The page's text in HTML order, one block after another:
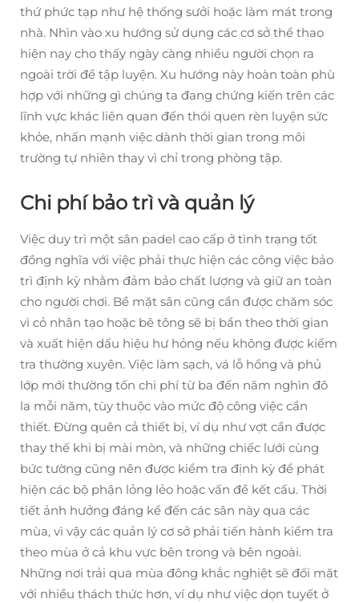
thứ phức tạp như hệ thống sưởi hoặc làm mát trong
nhà. Nhìn vào xu hướng sử dụng các cơ sở thể thao
hiện nay cho thấy ngày càng nhiều người chọn ra
ngoài trời để tập luyện. Xu hướng này hoàn toàn phù
hợp với những gì chúng ta đang chứng kiến trên các
lĩnh vực khác liên quan đến thói quen rèn luyện sức
khỏe, nhấn mạnh việc dành thời gian trong môi
trường tự nhiên thay vì chỉ trong phòng tập.
Chi phí bảo trì và quản lý
Việc duy trì một sân padel cao cấp ở tình trạng tốt
đồng nghĩa với việc phải thực hiện các công việc bảo
trì định kỳ nhằm đảm bảo chất lượng và giữ an toàn
cho người chơi. Bề mặt sân cũng cần được chăm sóc
vì cỏ nhân tạo hoặc bê tông sẽ bị bẩn theo thời gian
và xuất hiện dấu hiệu hư hỏng nếu không được kiểm
tra thường xuyên. Việc làm sạch, vá lỗ hổng và phủ
lớp mới thường tốn chi phí từ ba đến năm nghìn đô
la mỗi năm, tùy thuộc vào mức độ công việc cần
thiết. Đừng quên cả thiết bị, ví dụ như vợt cần được
thay thế khi bị mài mòn, và những chiếc lưới cùng
bức tường cũng nên được kiểm tra định kỳ để phát
hiện các bộ phận lỏng lẻo hoặc vấn đề kết cấu. Thời
tiết ảnh hưởng đáng kể đến các sân này qua các
mùa, vì vậy các quản lý cơ sở phải tiến hành kiểm tra
theo mùa ở cả khu vực bên trong và bên ngoài.
Những nơi trải qua mùa đông khắc nghiệt sẽ đối mặt
với nhiều thách thức hơn, ví dụ như việc dọn tuyết ở